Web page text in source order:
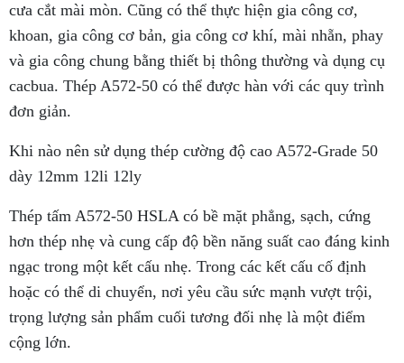
cưa cắt mài mòn. Cũng có thể thực hiện gia công cơ,
khoan, gia công cơ bản, gia công cơ khí, mài nhẵn, phay
và gia công chung bằng thiết bị thông thường và dụng cụ
cacbua. Thép A572-50 có thể được hàn với các quy trình
đơn giản.
Khi nào nên sử dụng thép cường độ cao A572-Grade 50
dày 12mm 12li 12ly
Thép tấm A572-50 HSLA có bề mặt phẳng, sạch, cứng
hơn thép nhẹ và cung cấp độ bền năng suất cao đáng kinh
ngạc trong một kết cấu nhẹ. Trong các kết cấu cố định
hoặc có thể di chuyển, nơi yêu cầu sức mạnh vượt trội,
trọng lượng sản phẩm cuối tương đối nhẹ là một điểm
cộng lớn.